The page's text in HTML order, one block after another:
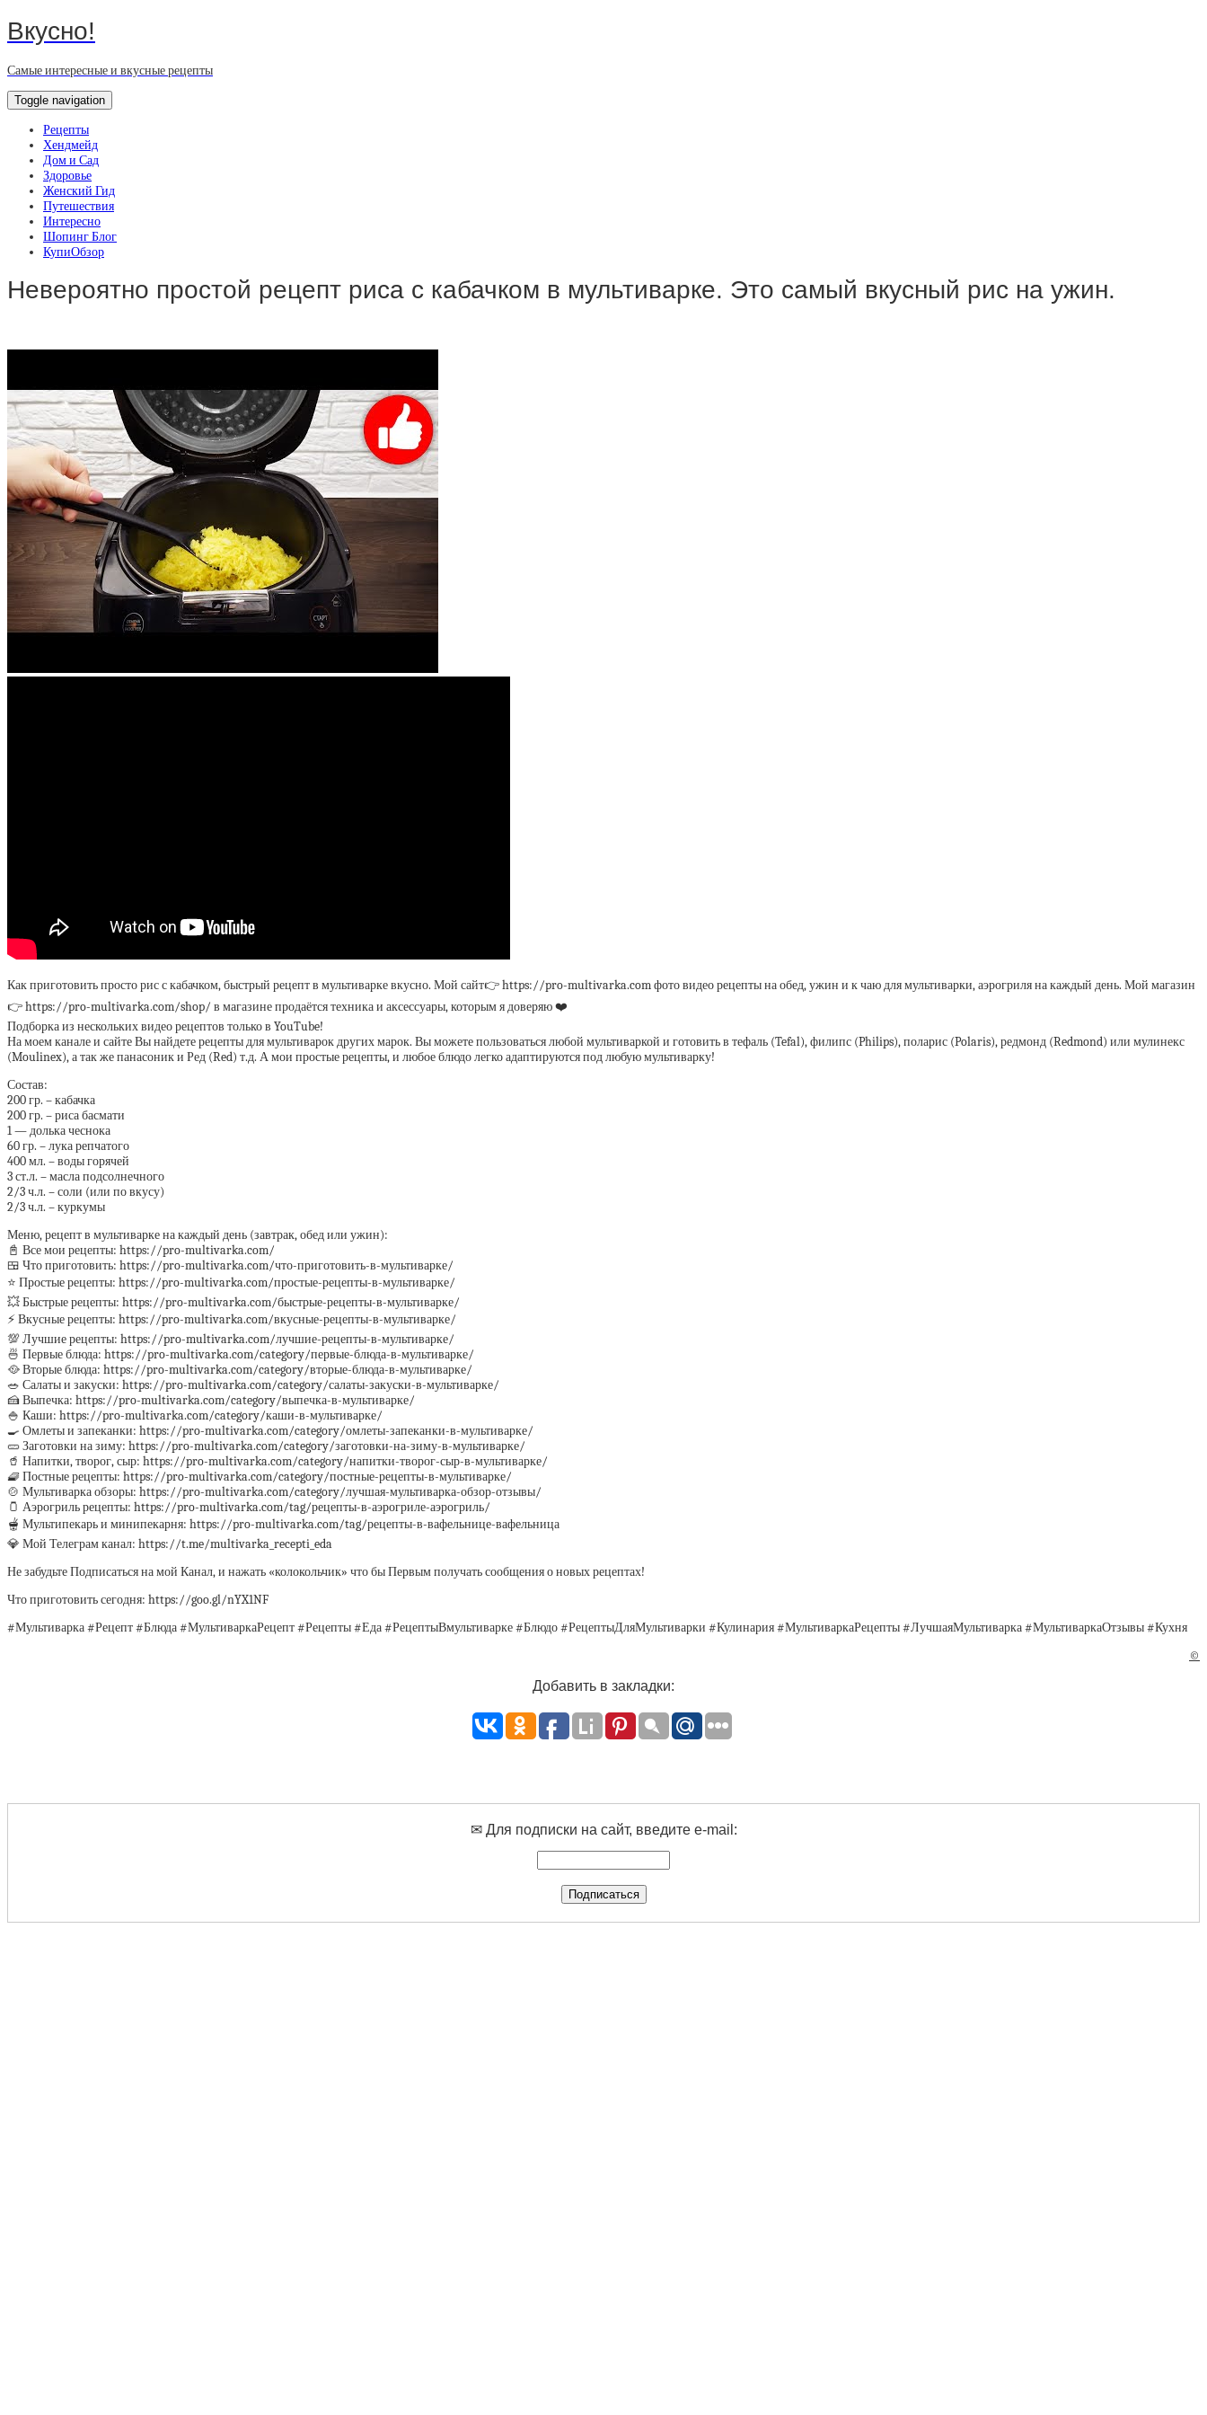
Вкусно!
Самые интересные и вкусные рецепты
Toggle navigation
Рецепты
Хендмейд
Дом и Сад
Здоровье
Женский Гид
Путешествия
Интересно
Шопинг Блог
КупиОбзор
Невероятно простой рецепт риса с кабачком в мультиварке. Это самый вкусный рис на ужин.
Как приготовить просто рис с кабачком, быстрый рецепт в мультиварке вкусно. Мой сайт👉 https://pro-multivarka.com фото видео рецепты на обед, ужин и к чаю для мультиварки, аэрогриля на каждый день. Мой магазин
👉 https://pro-multivarka.com/shop/ в магазине продаётся техника и аксессуары, которым я доверяю ❤️
Подборка из нескольких видео рецептов только в YouTube!
На моем канале и сайте Вы найдете рецепты для мультиварок других марок. Вы можете пользоваться любой мультиваркой и готовить в тефаль (Tefal), филипс (Philips), поларис (Polaris), редмонд (Redmond) или мулинекс
(Moulinex), а так же панасоник и Ред (Red) т.д. А мои простые рецепты, и любое блюдо легко адаптируются под любую мультиварку!
Состав:
200 гр. – кабачка
200 гр. – риса басмати
1 — долька чеснока
60 гр. – лука репчатого
400 мл. – воды горячей
3 ст.л. – масла подсолнечного
2/3 ч.л. – соли (или по вкусу)
2/3 ч.л. – куркумы
Меню, рецепт в мультиварке на каждый день (завтрак, обед или ужин):
📓 Все мои рецепты: https://pro-multivarka.com/
🍱 Что приготовить: https://pro-multivarka.com/что-приготовить-в-мультиварке/
⭐️ Простые рецепты: https://pro-multivarka.com/простые-рецепты-в-мультиварке/
💥 Быстрые рецепты: https://pro-multivarka.com/быстрые-рецепты-в-мультиварке/
⚡️ Вкусные рецепты: https://pro-multivarka.com/вкусные-рецепты-в-мультиварке/
💯 Лучшие рецепты: https://pro-multivarka.com/лучшие-рецепты-в-мультиварке/
🍜 Первые блюда: https://pro-multivarka.com/category/первые-блюда-в-мультиварке/
🥘 Вторые блюда: https://pro-multivarka.com/category/вторые-блюда-в-мультиварке/
🥗 Салаты и закуски: https://pro-multivarka.com/category/салаты-закуски-в-мультиварке/
🍰 Выпечка: https://pro-multivarka.com/category/выпечка-в-мультиварке/
🍚 Каши: https://pro-multivarka.com/category/каши-в-мультиварке/
🍳 Омлеты и запеканки: https://pro-multivarka.com/category/омлеты-запеканки-в-мультиварке/
🥒 Заготовки на зиму: https://pro-multivarka.com/category/заготовки-на-зиму-в-мультиварке/
🥤 Напитки, творог, сыр: https://pro-multivarka.com/category/напитки-творог-сыр-в-мультиварке/
🧇 Постные рецепты: https://pro-multivarka.com/category/постные-рецепты-в-мультиварке/
🍲 Мультиварка обзоры: https://pro-multivarka.com/category/лучшая-мультиварка-обзор-отзывы/
🫙 Аэрогриль рецепты: https://pro-multivarka.com/tag/рецепты-в-аэрогриле-аэрогриль/
🫕 Мультипекарь и минипекарня: https://pro-multivarka.com/tag/рецепты-в-вафельнице-вафельница
💎 Мой Телеграм канал: https://t.me/multivarka_recepti_eda
Не забудьте Подписаться на мой Канал, и нажать «колокольчик» что бы Первым получать сообщения о новых рецептах!
Что приготовить сегодня: https://goo.gl/nYX1NF
#Мультиварка #Рецепт #Блюда #МультиваркаРецепт #Рецепты #Еда #РецептыВмультиварке #Блюдо #РецептыДляМультиварки #Кулинария #МультиваркаРецепты #ЛучшаяМультиварка #МультиваркаОтзывы #Кухня
©
Добавить в закладки:
✉ Для подписки на сайт, введите e-mail: